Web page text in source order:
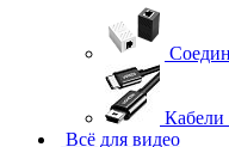
Всё для видео